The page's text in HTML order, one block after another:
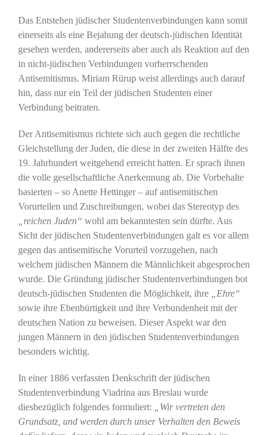
Das Entstehen jüdischer Studentenverbindungen kann somit
einerseits als eine Bejahung der deutsch-jüdischen Identität
gesehen werden, andererseits aber auch als Reaktion auf den
in nicht-jüdischen Verbindungen vorherrschenden
Antisemitismus. Miriam Rürup weist allerdings auch darauf
hin, dass nur ein Teil der jüdischen Studenten einer
Verbindung beitraten.
Der Antisemitismus richtete sich auch gegen die rechtliche
Gleichstellung der Juden, die diese in der zweiten Hälfte des
19. Jahrhundert weitgehend erreicht hatten. Er sprach ihnen
die volle gesellschaftliche Anerkennung ab. Die Vorbehalte
basierten – so Anette Hettinger – auf antisemitischen
Vorurteilen und Zuschreibungen, wobei das Stereotyp des
„reichen Juden“ wohl am bekanntesten sein dürfte. Aus
Sicht der jüdischen Studentenverbindungen galt es vor allem
gegen das antisemitische Vorurteil vorzugehen, nach
welchem jüdischen Männern die Männlichkeit abgesprochen
wurde. Die Gründung jüdischer Studentenverbindungen bot
deutsch-jüdischen Studenten die Möglichkeit, ihre „Ehre“
sowie ihre Ebenbürtigkeit und ihre Verbundenheit mit der
deutschen Nation zu beweisen. Dieser Aspekt war den
jungen Männern in den jüdischen Studentenverbindungen
besonders wichtig.
In einer 1886 verfassten Denkschrift der jüdischen
Studentenverbindung Viadrina aus Breslau wurde
diesbezüglich folgendes formuliert: „Wir vertreten den
Grundsatz, und werden durch unser Verhalten den Beweis